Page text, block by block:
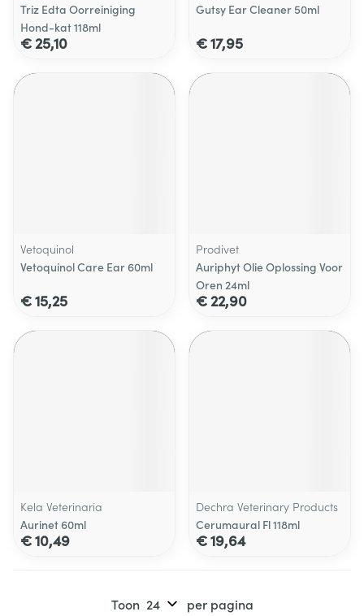
Triz Edta Oorreiniging
Hond-kat 118ml
€ 25,10
Gutsy Ear Cleaner 50ml
€ 17,95
Vetoquinol
Vetoquinol Care Ear 60ml
€ 15,25
Prodivet
Auriphyt Olie Oplossing Voor
Oren 24ml
€ 22,90
Kela Veterinaria
Aurinet 60ml
€ 10,49
Dechra Veterinary Products
Cerumaural Fl 118ml
€ 19,64
Toon per pagina